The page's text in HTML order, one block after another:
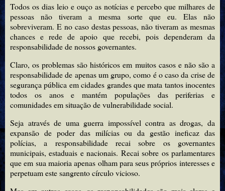
Todos os dias leio e ouço as notícias e percebo que milhares de
pessoas não tiveram a mesma sorte que eu. Elas não
sobreviveram. E no caso destas pessoas, não tiveram as mesmas
chances e rede de apoio que recebi, pois dependeram da
responsabilidade de nossos governantes.
Claro, os problemas são históricos em muitos casos e não são a
responsabilidade de apenas um grupo, como é o caso da crise de
segurança pública em cidades grandes que mata tantos inocentes
todos os anos e mantém populações das periferias e
comunidades em situação de vulnerabilidade social.
Seja através de uma guerra impossível contra as drogas, da
expansão de poder das milícias ou da gestão ineficaz das
polícias, a responsabilidade recai sobre os governantes
municipais, estaduais e nacionais. Recai sobre os parlamentares
que em sua maioria apenas olham para seus próprios interesses e
perpetuam este sangrento círculo vicioso.